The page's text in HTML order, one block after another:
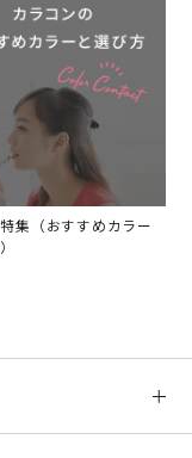
集（おすすめカラー